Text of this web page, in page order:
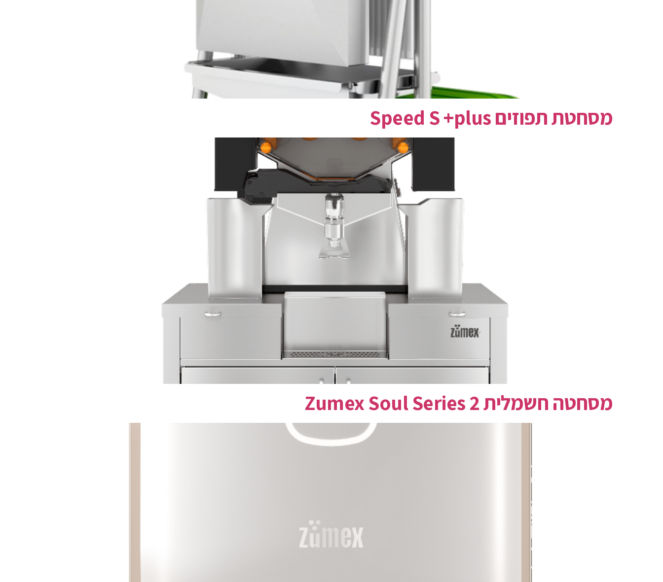
מסחטת תפוזים Speed S +plus
מסחטה חשמלית Zumex Soul Series 2